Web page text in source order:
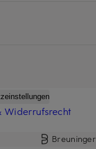
Widerrufsrecht
Breuninger